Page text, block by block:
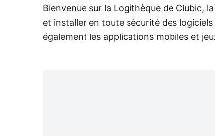
Bienvenue sur la Logithèque de Clubic,
et installer en toute sécurité des
également les applications mobiles et